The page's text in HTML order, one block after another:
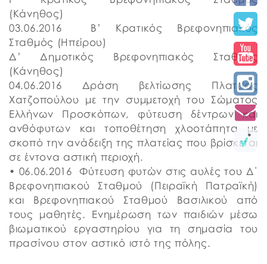
(Κάνηθος)
03.06.2016 Β’ Κρατικός Βρεφονηπιακός
Σταθμός (Ηπείρου)
Δ’ Δημοτικός Βρεφονηπιακός Σταθμός
(Κάνηθος)
04.06.2016 Δράση βελτίωσης Πλατείας
Χατζοπούλου με την συμμετοχή του Σώματος
Ελλήνων Προσκόπων, φύτευση δέντρων και
ανθόφυτων και τοποθέτηση χλοοτάπητα με
σκοπό την ανάδειξη της πλατείας που βρίσκεται
σε έντονα αστική περιοχή.
• 06.06.2016 Φύτευση φυτών στις αυλές του Δ΄
Βρεφονηπιακού Σταθμού (Πειραϊκή Πατραϊκή)
και Βρεφονηπιακού Σταθμού Βασιλικού από
τους μαθητές. Ενημέρωση των παιδιών μέσω
βιωματικού εργαστηρίου για τη σημασία του
πρασίνου στον αστικό ιστό της πόλης.